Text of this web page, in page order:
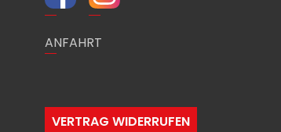
ANFAHRT
VERTRAG WIDERRUFEN